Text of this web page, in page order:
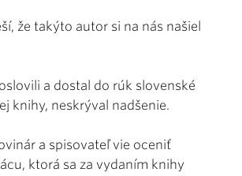
že takýto autor si na nás našiel
a dostal do rúk slovenské
knihy, neskrýval nadšenie.
a spisovateľ vie oceniť
ktorá sa za vydaním knihy